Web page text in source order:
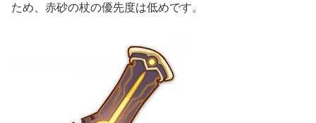
ため、赤砂の杖の優先度は低めです。